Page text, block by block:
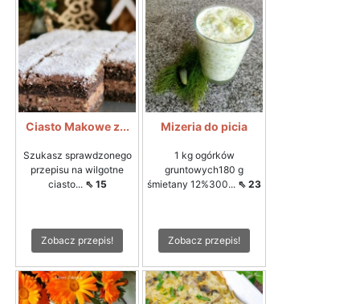
Ciasto Makowe z...
Szukasz sprawdzonego
przepisu na wilgotne
ciasto... ⇖ 15
Zobacz przepis!
Mizeria do picia
1 kg ogórków
gruntowych180 g
śmietany 12%300... ⇖ 23
Zobacz przepis!